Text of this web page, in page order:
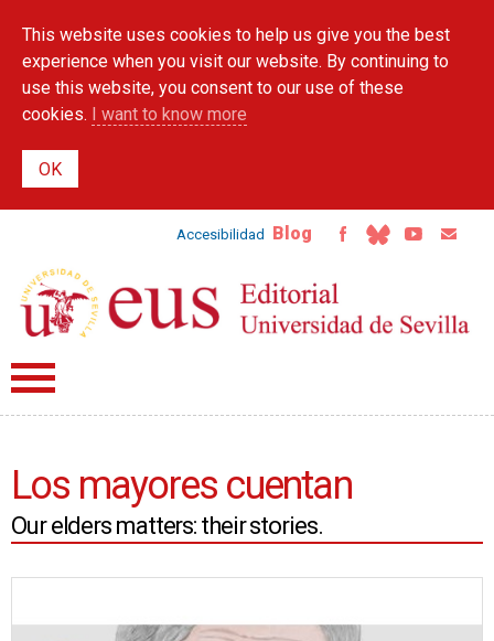
main
content
This website uses cookies to help us give you the best
experience when you visit our website. By continuing to
use this website, you consent to our use of these
cookies. I want to know more
Accesibilidad Blog
Los mayores cuentan
Our elders matters: their stories.